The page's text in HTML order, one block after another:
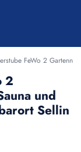
FeWo 2
2
und
Sellin